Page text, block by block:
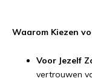
Waarom Kiezen
Voor Jezelf
vertrouwen